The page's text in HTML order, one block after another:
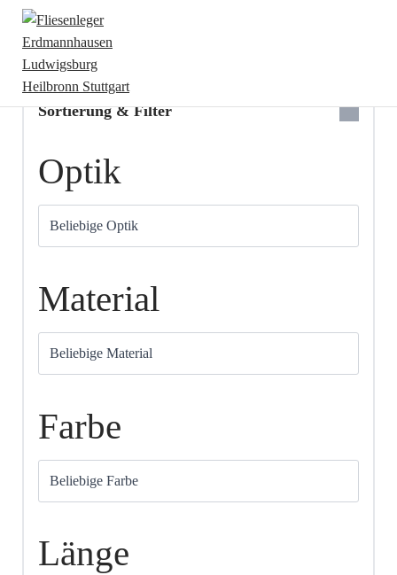
Fliesensortiment
Sortierung & Filter
Optik
Material
Farbe
Länge